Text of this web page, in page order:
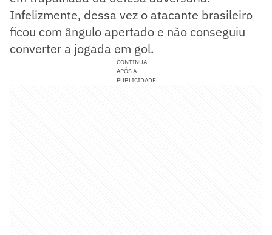
Infelizmente, dessa vez o atacante brasileiro
ficou com ângulo apertado e não conseguiu
converter a jogada em gol.
CONTINUA
APÓS A
PUBLICIDADE